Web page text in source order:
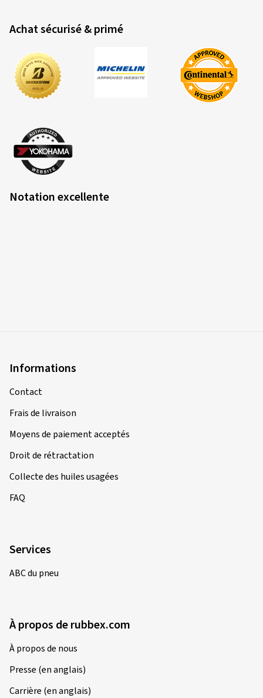
Achat sécurisé & primé
Notation excellente
Informations
Contact
Frais de livraison
Moyens de paiement acceptés
Droit de rétractation
Collecte des huiles usagées
FAQ
Services
ABC du pneu
À propos de rubbex.com
À propos de nous
Presse (en anglais)
Carrière (en anglais)